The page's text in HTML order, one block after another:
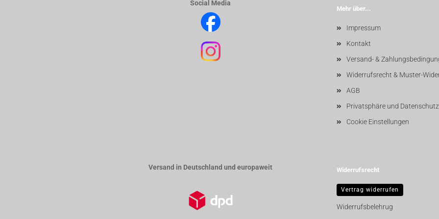
Social Media
Mehr über...
Impressum
Kontakt
Versand- &
Widerrufsrecht & Muster-
AGB
Privatsphäre und Datenschutz
Cookie Einstellungen
Versand in Deutschland und europaweit Widerrufsrecht
Vertrag widerrufen
Widerrufsbelehrug